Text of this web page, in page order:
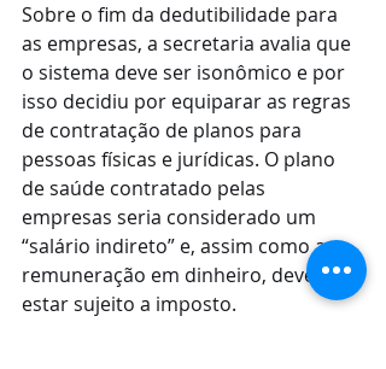
Sobre o fim da dedutibilidade para
as empresas, a secretaria avalia que
o sistema deve ser isonômico e por
isso decidiu por equiparar as regras
de contratação de planos para
pessoas físicas e jurídicas. O plano
de saúde contratado pelas
empresas seria considerado um
“salário indireto” e, assim como a
remuneração em dinheiro, deve
estar sujeito a imposto.